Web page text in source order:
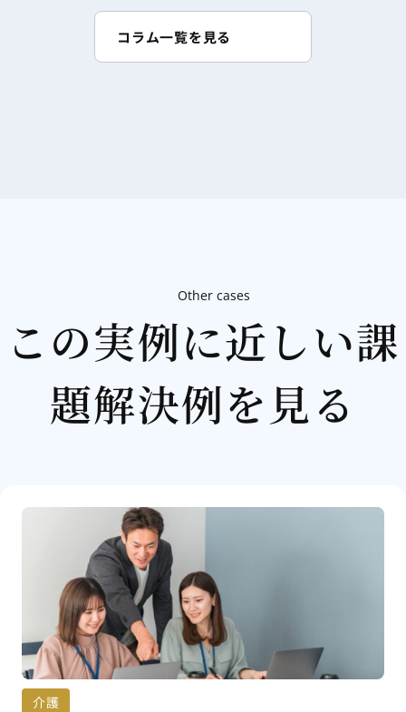
コラム一覧を見る
Other cases
この実例に近しい課
題解決例を見る
介護